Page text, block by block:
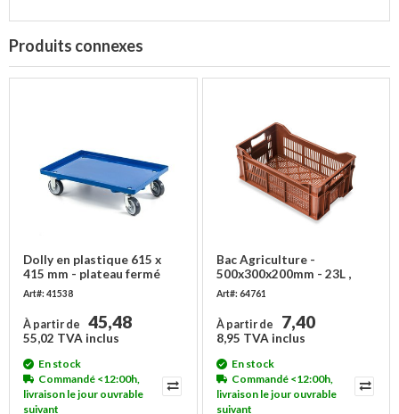
Produits connexes
Dolly en plastique 615 x
415 mm - plateau fermé
Art#: 41538
À partir de 45,48
55,02 TVA inclus
En stock
Commandé <12:00h,
livraison le jour ouvrable
suivant
Bac Agriculture -
500x300x200mm - 23L ,
ajouré
Art#: 64761
À partir de 7,40
8,95 TVA inclus
En stock
Commandé <12:00h,
livraison le jour ouvrable
suivant